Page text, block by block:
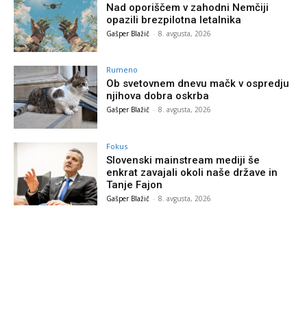
Nad oporiščem v zahodni Nemčiji
opazili brezpilotna letalnika
Gašper Blažič - 8. avgusta, 2026
Rumeno
Ob svetovnem dnevu mačk v ospredju
njihova dobra oskrba
Gašper Blažič - 8. avgusta, 2026
Fokus
Slovenski mainstream mediji še
enkrat zavajali okoli naše države in
Tanje Fajon
Gašper Blažič - 8. avgusta, 2026